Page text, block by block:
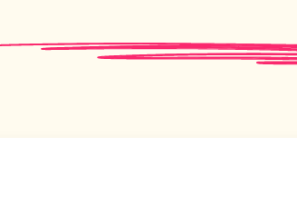
stát známými a úspěšně